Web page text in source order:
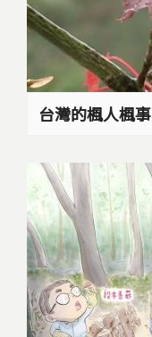
台灣的楓人楓事